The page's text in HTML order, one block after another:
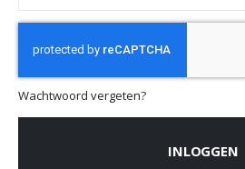
Wachtwoord vergeten?
INLOGGEN